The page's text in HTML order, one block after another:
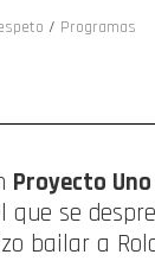
/ Programas
Proyecto Uno
que se
bailar a